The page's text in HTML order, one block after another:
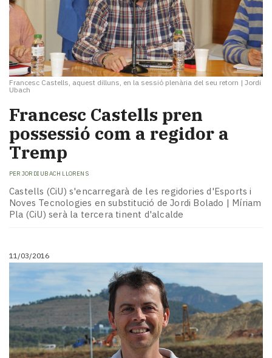
Francesc Castells, aquest dilluns, en la sessió plenària del seu retorn | Jordi
Ubach
Francesc Castells pren
possessió com a regidor a
Tremp
PER JORDI UBACH LLORENS
Castells (CiU) s'encarregarà de les regidories d'Esports i
Noves Tecnologies en substitució de Jordi Bolado | Míriam
Pla (CiU) serà la tercera tinent d'alcalde
11/03/2016